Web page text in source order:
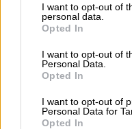
not limited to your visit
grant or deny consent to
use your data for below
consent section.
I want to opt-out of
personal data.
Opted In
I want to opt-out of
Personal Data.
Opted In
I want to opt-out of
Personal Data for
Opted In
Όπως ήταν
έκανε τους
ιδιαίτερα την
μπόρεσε να